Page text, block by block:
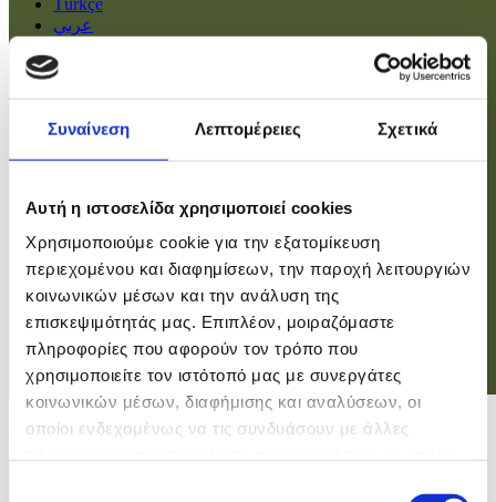
Συναίνεση Λεπτομέρειες Σχετικά
Αυτή η ιστοσελίδα χρησιμοποιεί cookies
Χρησιμοποιούμε cookie για την εξατομίκευση
περιεχομένου και διαφημίσεων, την παροχή λειτουργιών
κοινωνικών μέσων και την ανάλυση της
επισκεψιμότητάς μας. Επιπλέον, μοιραζόμαστε
πληροφορίες που αφορούν τον τρόπο που
χρησιμοποιείτε τον ιστότοπό μας με συνεργάτες
κοινωνικών μέσων, διαφήμισης και αναλύσεων, οι
οποίοι ενδεχομένως να τις συνδυάσουν με άλλες
عربي
Αρχική
Πολιτική
Οικονομία
Βουλή
Εσωτερικά
Ευρώπη
Κόσμος
Αθλητικά
Virals
Επιστήμες
Σύνδεση
Σύνδεση